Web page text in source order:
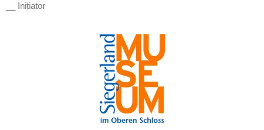
__ Initiator